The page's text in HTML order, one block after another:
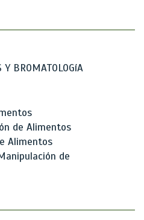
BROMATOLOGíA
de Alimentos
Alimentos
de